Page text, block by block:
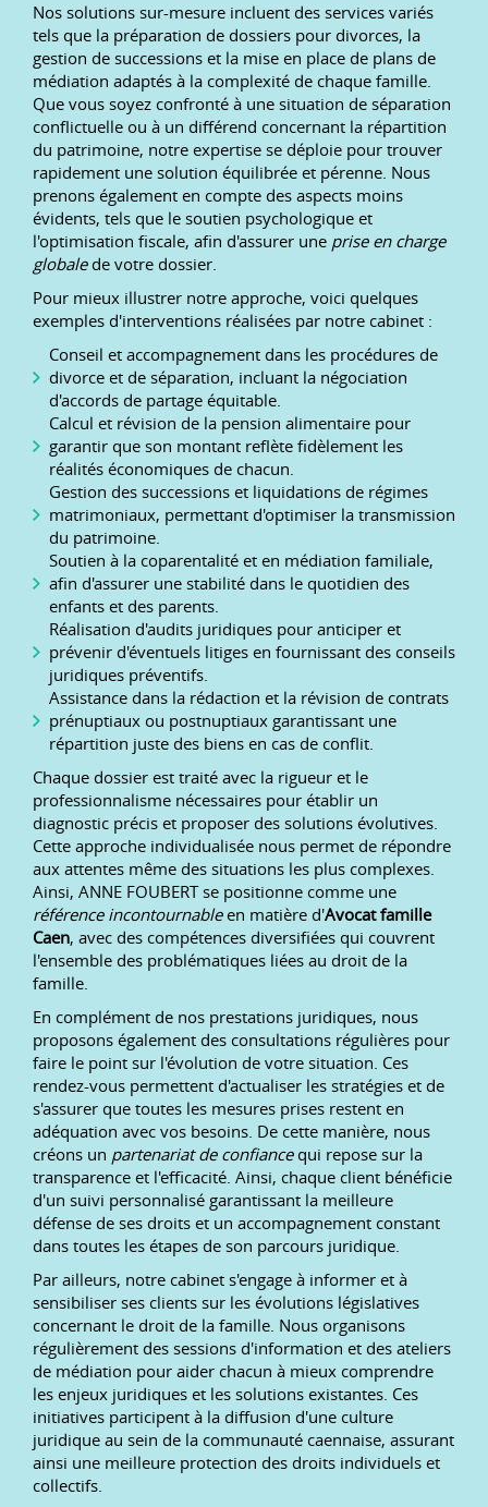
Nos solutions sur-mesure incluent des services variés
tels que la préparation de dossiers pour divorces, la
gestion de successions et la mise en place de plans de
médiation adaptés à la complexité de chaque famille.
Que vous soyez confronté à une situation de séparation
conflictuelle ou à un différend concernant la répartition
du patrimoine, notre expertise se déploie pour trouver
rapidement une solution équilibrée et pérenne. Nous
prenons également en compte des aspects moins
évidents, tels que le soutien psychologique et
l'optimisation fiscale, afin d'assurer une prise en charge
globalede votre dossier.
Pour mieux illustrer notre approche, voici quelques
exemples d'interventions réalisées par notre cabinet :
Conseil et accompagnement dans les procédures de
divorce et de séparation, incluant la négociation
d'accords de partage équitable.
Calcul et révision de la pension alimentaire pour
garantir que son montant reflète fidèlement les
réalités économiques de chacun.
Gestion des successions et liquidations de régimes
matrimoniaux, permettant d'optimiser la transmission
du patrimoine.
Soutien à la coparentalité et en médiation familiale,
afin d'assurer une stabilité dans le quotidien des
enfants et des parents.
Réalisation d'audits juridiques pour anticiper et
prévenir d'éventuels litiges en fournissant des conseils
juridiques préventifs.
Assistance dans la rédaction et la révision de contrats
prénuptiaux ou postnuptiaux garantissant une
répartition juste des biens en cas de conflit.
Chaque dossier est traité avec la rigueur et le
professionnalisme nécessaires pour établir un
diagnostic précis et proposer des solutions évolutives.
Cette approche individualisée nous permet de répondre
aux attentes même des situations les plus complexes.
Ainsi, ANNE FOUBERT se positionne comme une
référence incontournableen matière d'Avocat famille
Caen, avec des compétences diversifiées qui couvrent
l'ensemble des problématiques liées au droit de la
famille.
En complément de nos prestations juridiques, nous
proposons également des consultations régulières pour
faire le point sur l'évolution de votre situation. Ces
rendez-vous permettent d'actualiser les stratégies et de
s'assurer que toutes les mesures prises restent en
adéquation avec vos besoins. De cette manière, nous
créons un partenariat de confiancequi repose sur la
transparence et l'efficacité. Ainsi, chaque client bénéficie
d'un suivi personnalisé garantissant la meilleure
défense de ses droits et un accompagnement constant
dans toutes les étapes de son parcours juridique.
Par ailleurs, notre cabinet s'engage à informer et à
sensibiliser ses clients sur les évolutions législatives
concernant le droit de la famille. Nous organisons
régulièrement des sessions d'information et des ateliers
de médiation pour aider chacun à mieux comprendre
les enjeux juridiques et les solutions existantes. Ces
initiatives participent à la diffusion d'une culture
juridique au sein de la communauté caennaise, assurant
ainsi une meilleure protection des droits individuels et
collectifs.